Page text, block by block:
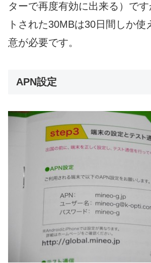
ターで再度有効に出来る）で
トされた30MBは30日間しか使
意が必要です。
APN設定